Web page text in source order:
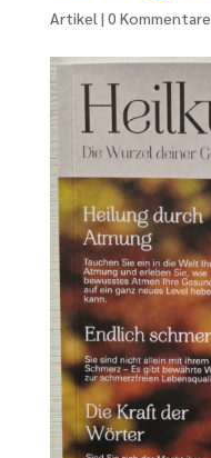
Artikel | 0 Kommentare